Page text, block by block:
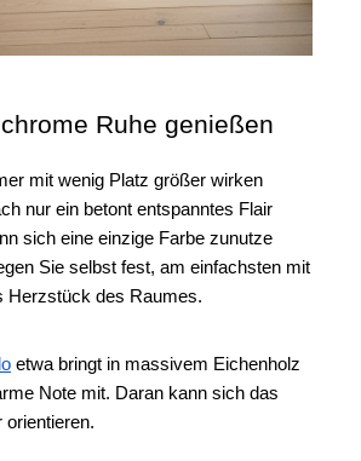
Ruhe genießen
mit wenig Platz größer wirken
nur ein betont entspanntes Flair
sich eine einzige Farbe zunutze
Sie selbst fest, am einfachsten mit
Herzstück des Raumes.
etwa bringt in massivem Eichenholz
Note mit. Daran kann sich das
orientieren.